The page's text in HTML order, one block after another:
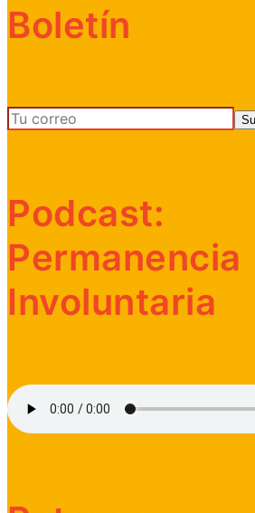
Boletín
Podcast:
Permanencia
Involuntaria